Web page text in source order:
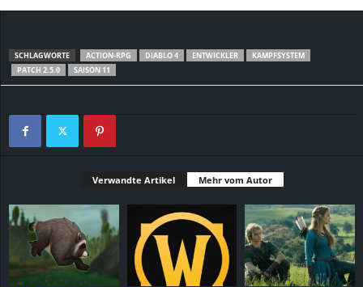
SCHLAGWORTE ACTION-RPG DIABLO 4 ENTWICKLER
KAMPFSYSTEM
PATCH 2.5.0
SAISON 11
Verwandte Artikel Mehr vom Autor